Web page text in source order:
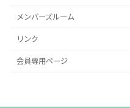
メンバーズルーム
リンク
会員専用ページ